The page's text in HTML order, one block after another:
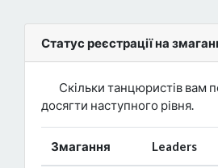
Статус реєстрації на
Скільки танцюристів вам
досягти наступного рівня.
Змагання Leaders